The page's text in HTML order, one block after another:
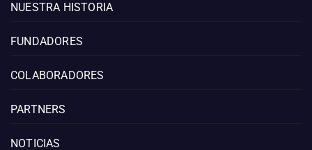
NUESTRA HISTORIA
FUNDADORES
COLABORADORES
PARTNERS
NOTICIAS